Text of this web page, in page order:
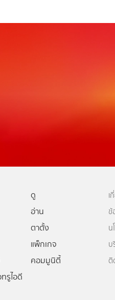
ดู
อ่าน
ตาตั้ง
แพ็กเกจ
คอมมูนิตี้
รูไอดี
เ
ข้
น
บ
ติ